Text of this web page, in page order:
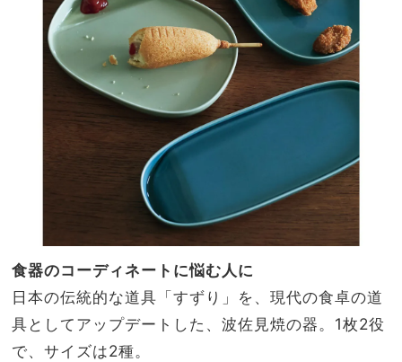
食器のコーディネートに悩む人に
日本の伝統的な道具「すずり」を、現代の食卓の道
具としてアップデートした、波佐見焼の器。1枚2役
で、サイズは2種。